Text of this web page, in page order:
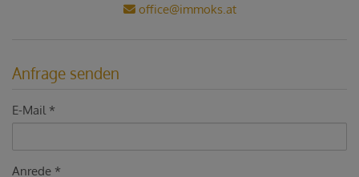
office@immoks.at
Anfrage senden
E-Mail
Anrede